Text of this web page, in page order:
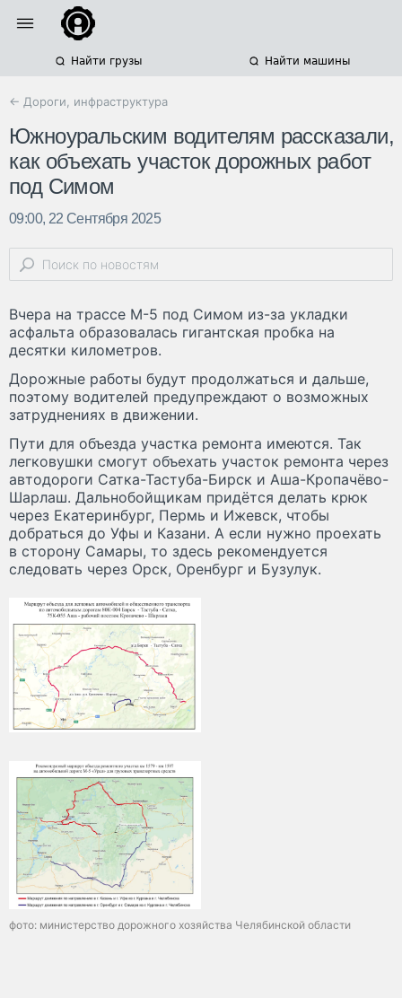
Найти грузы Найти машины
← Дороги, инфраструктура
Южноуральским водителям рассказали,
как объехать участок дорожных работ
под Симом
09:00, 22 Сентября 2025
Вчера на трассе М-5 под Симом из-за укладки
асфальта образовалась гигантская пробка на
десятки километров.
Дорожные работы будут продолжаться и дальше,
поэтому водителей предупреждают о возможных
затруднениях в движении.
Пути для объезда участка ремонта имеются. Так
легковушки смогут объехать участок ремонта через
автодороги Сатка-Тастуба-Бирск и Аша-Кропачёво-
Шарлаш. Дальнобойщикам придётся делать крюк
через Екатеринбург, Пермь и Ижевск, чтобы
добраться до Уфы и Казани. А если нужно проехать
в сторону Самары, то здесь рекомендуется
следовать через Орск, Оренбург и Бузулук.
фото: министерство дорожного хозяйства Челябинской области